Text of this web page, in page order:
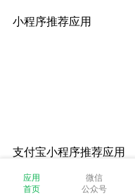
小程序推荐应用
支付宝小程序推荐应用
应用
首页
微信
公众号